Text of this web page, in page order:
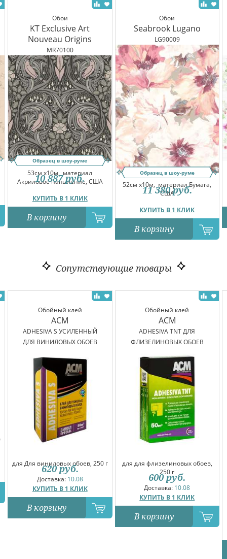
Обои
KT Exclusive Art
Nouveau Origins
MR70100
Образец в шоу-руме
53см x10м, материал
Акриловое напыление, США
КУПИТЬ В 1 КЛИК
10 887 руб.
В корзину
Обои
Seabrook Lugano
LG90009
Образец в шоу-руме
52см x10м, материал Бумага,
США
КУПИТЬ В 1 КЛИК
11 380 руб.
В корзину
Сопутствующие товары
Обойный клей
ACM
ADHESIVA S УСИЛЕННЫЙ
ДЛЯ ВИНИЛОВЫХ ОБОЕВ
для Для виниловых обоев, 250 г
Доставка: 10.08
КУПИТЬ В 1 КЛИК
620 руб.
В корзину
Обойный клей
ACM
ADHESIVA TNT ДЛЯ
ФЛИЗЕЛИНОВЫХ ОБОЕВ
для для флизелиновых обоев,
250 г
Доставка: 10.08
КУПИТЬ В 1 КЛИК
600 руб.
В корзину